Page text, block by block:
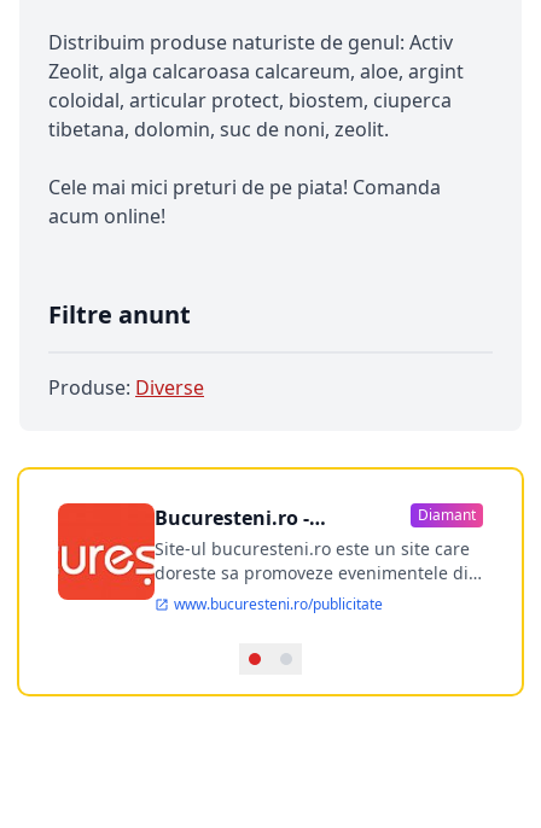
Distribuim produse naturiste de genul: Activ
Zeolit, alga calcaroasa calcareum, aloe, argint
coloidal, articular protect, biostem, ciuperca
tibetana, dolomin, suc de noni, zeolit.
Cele mai mici preturi de pe piata! Comanda
acum online!
Filtre anunt
Produse: Diverse
Bucuresteni.ro -
publicitate online
Diamant
Site-ul bucuresteni.ro este un site care
doreste sa promoveze evenimentele din
Bucuresti si nu numai, sa puna la
dispozitia utilizatorului cea mai
Bucuresti-ului, si in acelasi timp sa
ofere posibilitatea firmel...
www.bucuresteni.ro/publicitate